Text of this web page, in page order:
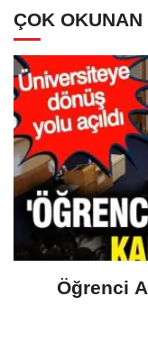
ÇOK
Öğrenci